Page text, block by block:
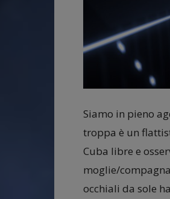
Siamo in pieno
troppa è un
Cuba libre e
moglie/
occhiali da sole